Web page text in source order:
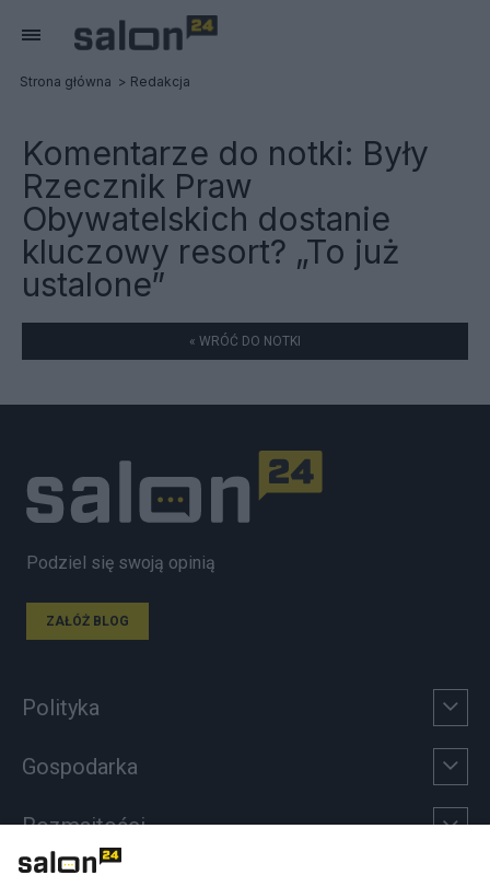
Strona główna Redakcja
Komentarze do notki: Były
Rzecznik Praw
Obywatelskich dostanie
kluczowy resort? „To już
ustalone”
« WRÓĆ DO NOTKI
Podziel się swoją opinią
ZAŁÓŻ BLOG
Polityka
Gospodarka
Rozmaitości